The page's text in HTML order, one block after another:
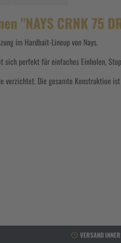
"NAYS CRNK 75
im Hardbait-Lineup von Nays.
sich perfekt für einfaches Einholen,
verzichtet. Die gesamte Konstruktion
VERSAND